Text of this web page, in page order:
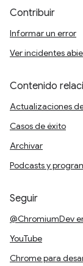
Contribuir
Informar un error
Ver incidentes
Contenido
Actualizaciones
Casos de éxito
Archivar
Podcasts y
Seguir
@ChromiumDev
YouTube
Chrome para